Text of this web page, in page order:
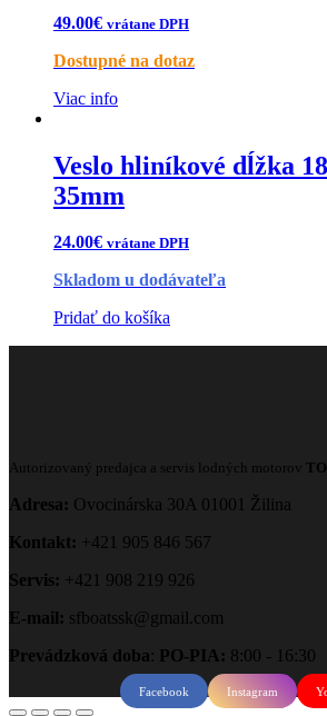
49.00€ vrátane DPH
Dostupné na dotaz
Viac info
Veslo hliníkové dĺžka
35mm
24.00€ vrátane DPH
Skladom u dodávateľa
Pridať do košíka
Autorizovaný predajca a servis lodných motorov
Adresa: Ovocinárska 30A 01001 Žilina
Kontakt: +421 905 846 567
Servis: +421 908 219 926
E-mail: sfboatssk@gmail.com
Prevádzková doba: PO-PIA: 8:00 - 16:30
Facebook Instagram